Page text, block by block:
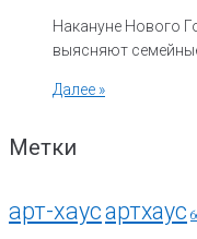
Накануне Нового
выясняют
Далее »
Метки
арт-хаусартхаус